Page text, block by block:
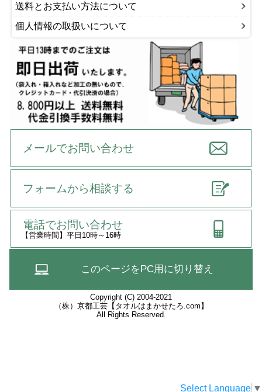
送料とお支払い方法について
個人情報の取扱いについて
メールでお問い合わせ
フォームから相談する
電話でお問い合わせ
【営業時間】平日10時～16時
このページをPC用に切り替え
Copyright (C) 2004-2021
（株）京都工芸【タオルはまかせたろ.com】
All Rights Reserved.
Select Language ▼